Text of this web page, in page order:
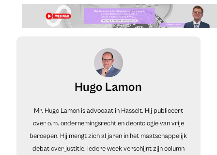
Hugo Lamon
Mr. Hugo Lamon is advocaat in Hasselt. Hij publiceert
over o.m. ondernemingsrecht en deontologie van vrije
beroepen. Hij mengt zich al jaren in het maatschappelijk
debat over justitie. Iedere week verschijnt zijn column